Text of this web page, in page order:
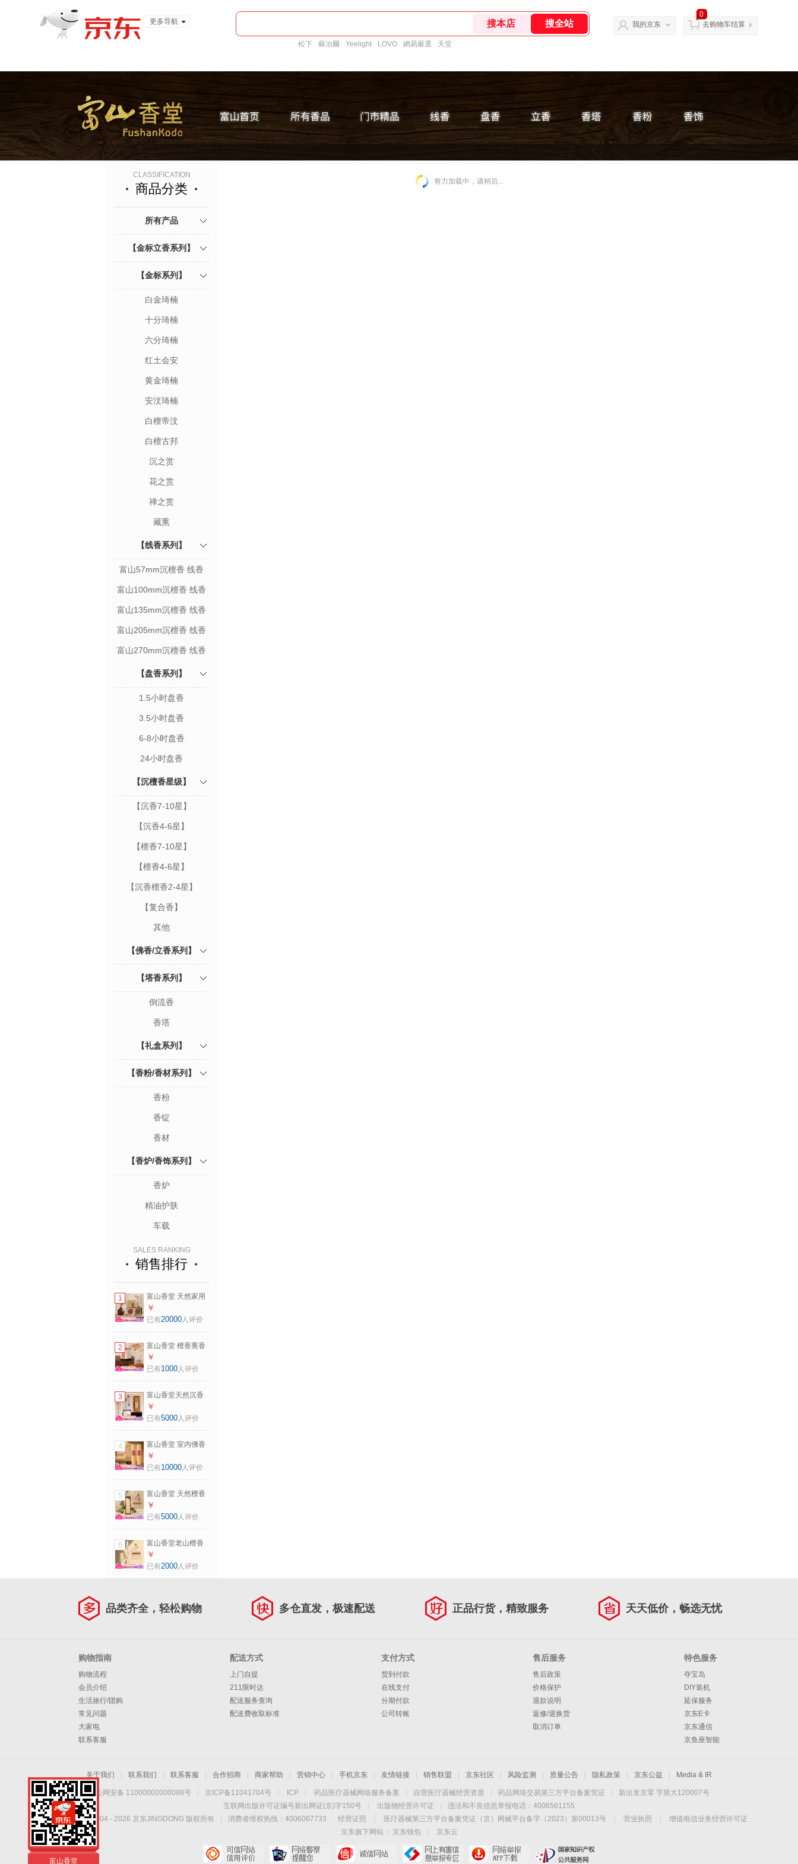
更多导航
松下 蘇泊爾 Yeelight LOVO 網易嚴選 天堂
我的京东
0
去购物车结算
CLASSIFICATION
商品分类
所有产品
【金标立香系列】
【金标系列】
白金琦楠
十分琦楠
六分琦楠
红土会安
黄金琦楠
安汶琦楠
白檀帝汶
白檀古邦
沉之赏
花之赏
禅之赏
藏熏
【线香系列】
富山57mm沉檀香 线香
富山100mm沉檀香 线香
富山135mm沉檀香 线香
富山205mm沉檀香 线香
富山270mm沉檀香 线香
【盘香系列】
1.5小时盘香
3.5小时盘香
6-8小时盘香
24小时盘香
【沉檀香星级】
【沉香7-10星】
【沉香4-6星】
【檀香7-10星】
【檀香4-6星】
【沉香檀香2-4星】
【复合香】
其他
【佛香/立香系列】
【塔香系列】
倒流香
香塔
【礼盒系列】
【香粉/香材系列】
香粉
香锭
香材
【香炉/香饰系列】
香炉
精油护肤
车载
SALES RANKING
销售排行
1
富山香堂 天然家用
高端印度老山檀香
芽庄沉香盘香3.5小
香- 20盘 3.5小时
￥
已有20000人评价
2
富山香堂 檀香熏香
家用室内持久留香
惠安沉香安神静心
盘 1.5小时
￥
已有1000人评价
3
富山香堂天然沉香
线香短香室内熏香
正宗老山檀香越南
300-加粗2mm-
100g
￥
已有5000人评价
4
富山香堂 室内佛香
无烟香家用观音香
天然老山檀香供香
檀香-长33cm- 450g
￥
已有10000人评价
5
富山香堂 天然檀香
线香 会安沉香印度
老山印尼家用室内
20.5cm 60g
￥
已有5000人评价
6
富山香堂老山檀香
入眠沉香芽庄线香
天然家用室内熏香
10g
￥
已有2000人评价
努力加载中，请稍后...
品类齐全，轻松购物 多仓直发，极速配送 正品行货，精致服务 天天低价，畅选无忧
购物指南
购物流程
会员介绍
生活旅行/团购
常见问题
大家电
联系客服
配送方式
上门自提
211限时达
配送服务查询
配送费收取标准
支付方式
货到付款
在线支付
分期付款
公司转账
售后服务
售后政策
价格保护
退款说明
返修/退换货
取消订单
特色服务
夺宝岛
DIY装机
延保服务
京东E卡
京东通信
京鱼座智能
关于我们 联系我们 联系客服 合作招商 商家帮助 营销中心 手机京东 友情链接 销售联盟 京东社区 风险监测 质量公告 隐私政策 京东公益 Media & IR
京公网安备 11000002000088号 京ICP备11041704号 ICP 药品医疗器械网络服务备案 自营医疗器械经营资质 药品网络交易第三方平台备案凭证
新出发京零 字第大120007号
互联网出版许可证编号新出网证(京)字150号
出版物经营许可证
违法和不良信息举报电话：4006561155
Copyright © 2004 - 2026 京东JINGDONG 版权所有 消费者维权热线：4006067733 经营证照 医疗器械第三方平台备案凭证（京）网械平台备字（2023）第00013号 营业执照
增值电信业务经营许可证
京东旗下网站：
京东钱包
京东云
富山香堂